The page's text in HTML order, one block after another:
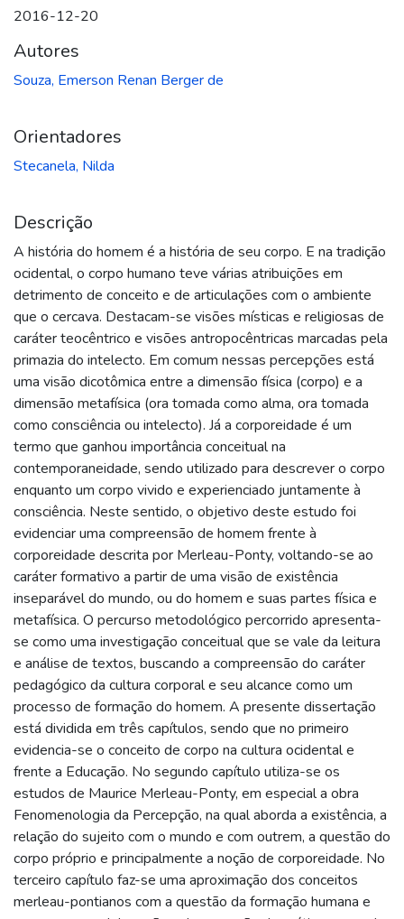
2016-12-20
Autores
Souza, Emerson Renan Berger de
Orientadores
Stecanela, Nilda
Descrição
A história do homem é a história de seu corpo. E na tradição
ocidental, o corpo humano teve várias atribuições em
detrimento de conceito e de articulações com o ambiente
que o cercava. Destacam-se visões místicas e religiosas de
caráter teocêntrico e visões antropocêntricas marcadas pela
primazia do intelecto. Em comum nessas percepções está
uma visão dicotômica entre a dimensão física (corpo) e a
dimensão metafísica (ora tomada como alma, ora tomada
como consciência ou intelecto). Já a corporeidade é um
termo que ganhou importância conceitual na
contemporaneidade, sendo utilizado para descrever o corpo
enquanto um corpo vivido e experienciado juntamente à
consciência. Neste sentido, o objetivo deste estudo foi
evidenciar uma compreensão de homem frente à
corporeidade descrita por Merleau-Ponty, voltando-se ao
caráter formativo a partir de uma visão de existência
inseparável do mundo, ou do homem e suas partes física e
metafísica. O percurso metodológico percorrido apresenta-
se como uma investigação conceitual que se vale da leitura
e análise de textos, buscando a compreensão do caráter
pedagógico da cultura corporal e seu alcance como um
processo de formação do homem. A presente dissertação
está dividida em três capítulos, sendo que no primeiro
evidencia-se o conceito de corpo na cultura ocidental e
frente a Educação. No segundo capítulo utiliza-se os
estudos de Maurice Merleau-Ponty, em especial a obra
Fenomenologia da Percepção, na qual aborda a existência, a
relação do sujeito com o mundo e com outrem, a questão do
corpo próprio e principalmente a noção de corporeidade. No
terceiro capítulo faz-se uma aproximação dos conceitos
merleau-pontianos com a questão da formação humana e